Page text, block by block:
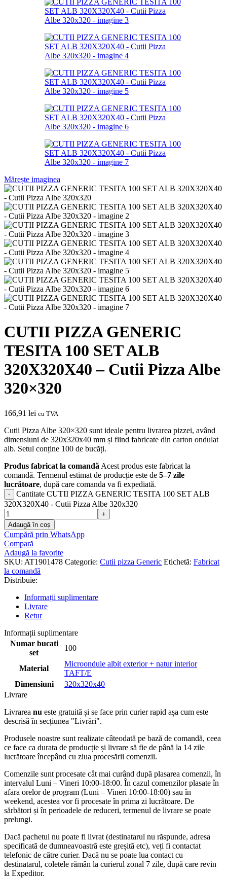
Mărește imaginea
CUTII PIZZA GENERIC
TESITA 100 SET ALB
320X320X40 – Cutii Pizza Albe
320×320
166,91 lei cu TVA
Cutii Pizza Albe 320×320 sunt ideale pentru livrarea pizzei, având
dimensiuni de 320x320x40 mm și fiind fabricate din carton ondulat
alb. Setul conține 100 de bucăți.
Produs fabricat la comandă Acest produs este fabricat la
comandă. Termenul estimat de producție este de 5–7 zile
lucrătoare, după care comanda va fi expediată.
Cantitate CUTII PIZZA GENERIC TESITA 100 SET ALB
320X320X40 - Cutii Pizza Albe 320x320
Adaugă în coș
Cumpără prin WhatsApp
Compară
Adaugă la favorite
SKU: AT1901478 Categorie: Cutii pizza Generic Etichetă: Fabricat
la comandă
Distribuie:
Informații suplimentare
Livrare
Retur
Informații suplimentare
Numar bucati
set
100
Material
Microondule albit exterior + natur interior
TAFT/E
Dimensiuni
320x320x40
Livrare
Livrarea nu este gratuită și se face prin curier rapid așa cum este
descrisă în secțiunea "Livrări".
Produsele noastre sunt realizate câteodată pe bază de comandă, ceea
ce face ca durata de producție și livrare să fie de până la 14 zile
lucrătoare începând cu ziua procesării comenzii.
Comenzile sunt procesate cât mai curând după plasarea comenzii, în
intervalul Luni – Vineri 10:00-18:00. În cazul comenzilor plasate în
afara orelor de program (Luni – Vineri 10:00-18:00) sau în
weekend, acestea vor fi procesate în prima zi lucrătoare. De
sărbători și în perioadele de reduceri, termenul de livrare se poate
prelungi.
Dacă pachetul nu poate fi livrat (destinatarul nu răspunde, adresa
specificată de dumneavoastră este greșită etc), veți fi contactat
telefonic de către curier. Dacă nu se poate lua contact cu
destinatarul, coletele rămân la curierul zonal 7 zile, după care revin
la Expeditor.